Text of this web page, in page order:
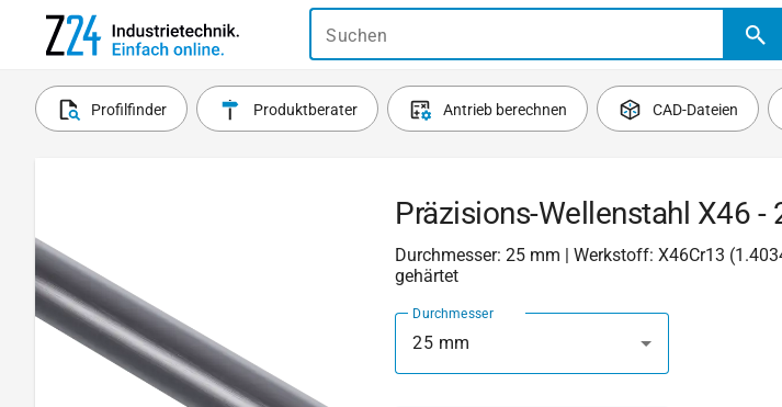
Suchen
Profilfinder Produktberater Antrieb berechnen CAD-Dateien
Präzisions-Wellenstahl X46 -
Durchmesser: 25 mm | Werkstoff: X46Cr13
gehärtet
Durchmesser
25 mm